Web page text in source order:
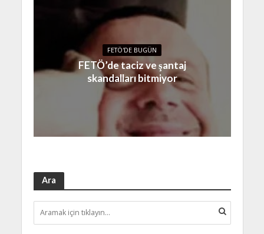
FETÖ'DE BUGÜN
FETÖ’de taciz ve şantaj
skandalları bitmiyor
Ara